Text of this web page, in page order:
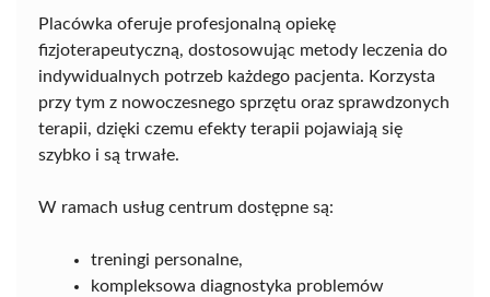
Placówka oferuje profesjonalną opiekę
fizjoterapeutyczną, dostosowując metody leczenia do
indywidualnych potrzeb każdego pacjenta. Korzysta
przy tym z nowoczesnego sprzętu oraz sprawdzonych
terapii, dzięki czemu efekty terapii pojawiają się
szybko i są trwałe.
W ramach usług centrum dostępne są:
treningi personalne,
kompleksowa diagnostyka problemów